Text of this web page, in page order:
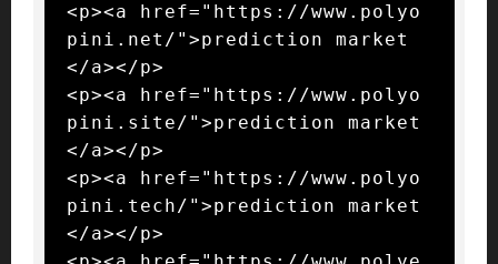
<p><a href="https://www.polyo
pini.net/">prediction market
</a></p>
<p><a href="https://www.polyo
pini.site/">prediction market
</a></p>
<p><a href="https://www.polyo
pini.tech/">prediction market
</a></p>